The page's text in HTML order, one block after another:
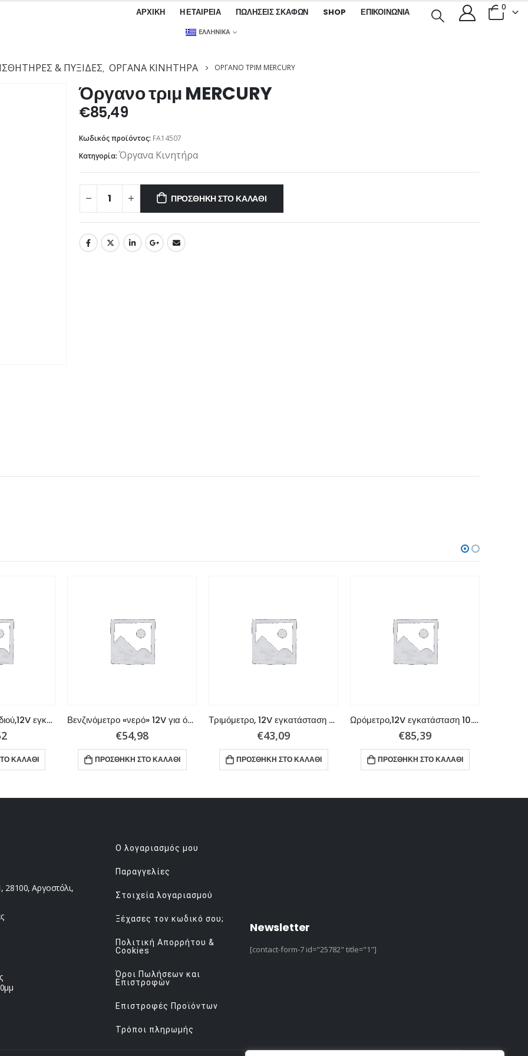
ΑΡΧΙΚΉ Η ΕΤΑΙΡΕΊΑ ΠΩΛΉΣΕΙΣ ΣΚΑΦΏΝ SHOP ΕΠΙΚΟΙΝΩΝΊΑ 0
ΕΛΛΗΝΙΚΆ
& ΠΥΞΊΔΕΣ, ΌΡΓΑΝΑ ΚΙΝΗΤΉΡΑ ΌΡΓΑΝΟ ΤΡΙΜ MERCURY
Όργανο τριμ MERCURY
€85,49
Κωδικός προϊόντος: FA14507
Κατηγορία: Όργανα Κινητήρα
ΠΡΟΣΘΉΚΗ ΣΤΟ ΚΑΛΆΘΙ
Όργανο Πίεσης λαδιού,12V εγκατάσταση,80 PSI American
ΚΑΛΆΘΙ
Βενζινόμετρο «νερό» 12V για όλα Faria Ευρώπης
€54,98
ΠΡΟΣΘΉΚΗ ΣΤΟ ΚΑΛΆΘΙ
Τριμόμετρο, 12V εγκατάσταση Para Mercury,Mariner,Mercruiser y Vo
€43,09
ΠΡΟΣΘΉΚΗ ΣΤΟ ΚΑΛΆΘΙ
Ωρόμετρο,12V εγκατάσταση 10.000 hours
€85,39
ΠΡΟΣΘΉΚΗ ΣΤΟ ΚΑΛΆΘΙ
Αργοστόλι,
Ο λογαριασμός μου
Παραγγελίες
Στοιχεία λογαριασμού
Ξέχασες τον κωδικό σου;
Πολιτική Απορρήτου &
Cookies
Όροι Πωλήσεων και
Επιστροφών
Επιστροφές Προϊόντων
Τρόποι πληρωμής
Newsletter
[contact-form-7 id="25782" title="1"]